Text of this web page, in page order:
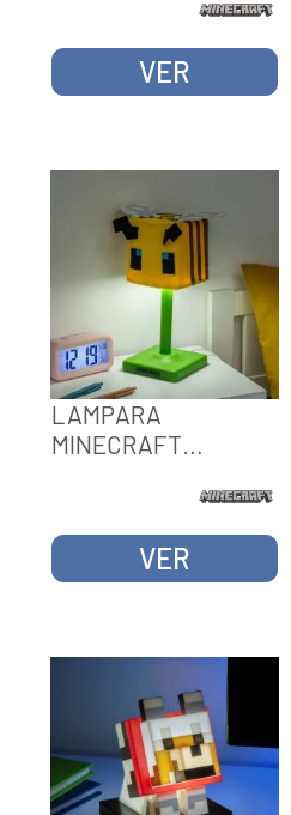
CHICKEN JOCKEY
VER
LAMPARA
MINECRAFT
VER